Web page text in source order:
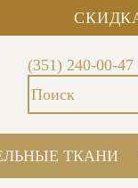
(351) 240-00-47
ТКАНИ